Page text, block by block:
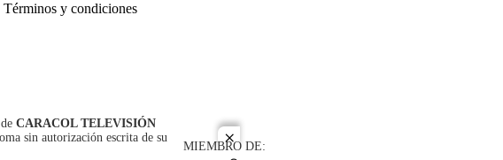
close
Términos y condiciones
de CARACOL TELEVISIÓN
sin autorización escrita de su
MIEMBRO DE: